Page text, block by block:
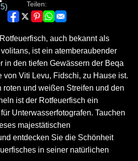
Teilen:
auch bekannt als
ist ein atemberaubender
in den tiefen Gewässern der Beqa
von Viti Levu, Fidschi, zu Hause ist.
roten und weißen Streifen und den
ist der Rotfeuerfisch ein
Unterwasserfotografen. Tauchen
majestätischen
entdecken Sie die Schönheit
in seiner natürlichen